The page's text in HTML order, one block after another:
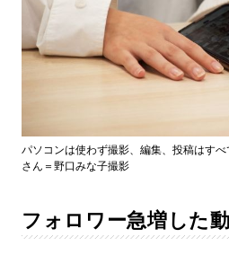
パソコンは使わず撮影、編集、投稿はす
さん＝野口みな子撮影
フォロワー急増した